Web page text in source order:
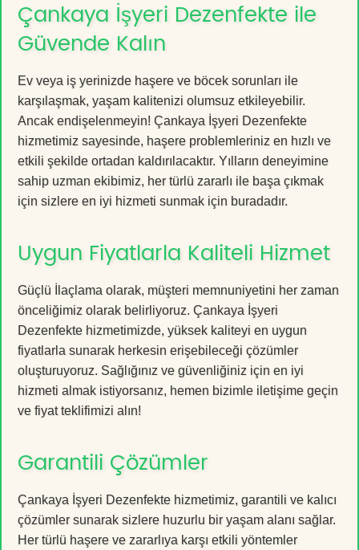
Çankaya İşyeri Dezenfekte ile
Güvende Kalın
Ev veya iş yerinizde haşere ve böcek sorunları ile
karşılaşmak, yaşam kalitenizi olumsuz etkileyebilir.
Ancak endişelenmeyin! Çankaya İşyeri Dezenfekte
hizmetimiz sayesinde, haşere problemleriniz en hızlı ve
etkili şekilde ortadan kaldırılacaktır. Yılların deneyimine
sahip uzman ekibimiz, her türlü zararlı ile başa çıkmak
için sizlere en iyi hizmeti sunmak için buradadır.
Uygun Fiyatlarla Kaliteli Hizmet
Güçlü İlaçlama olarak, müşteri memnuniyetini her zaman
önceliğimiz olarak belirliyoruz. Çankaya İşyeri
Dezenfekte hizmetimizde, yüksek kaliteyi en uygun
fiyatlarla sunarak herkesin erişebileceği çözümler
oluşturuyoruz. Sağlığınız ve güvenliğiniz için en iyi
hizmeti almak istiyorsanız, hemen bizimle iletişime geçin
ve fiyat teklifimizi alın!
Garantili Çözümler
Çankaya İşyeri Dezenfekte hizmetimiz, garantili ve kalıcı
çözümler sunarak sizlere huzurlu bir yaşam alanı sağlar.
Her türlü haşere ve zararlıya karşı etkili yöntemler